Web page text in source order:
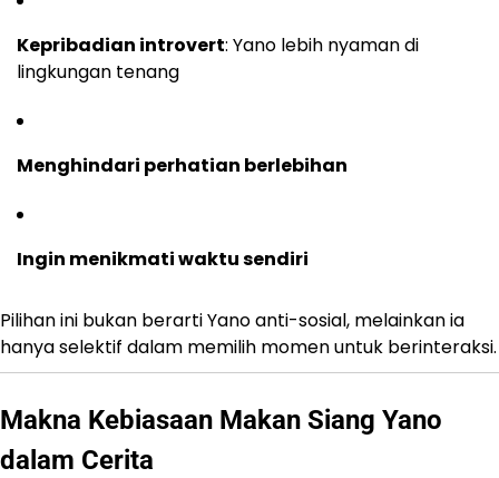
Kepribadian introvert: Yano lebih nyaman di
lingkungan tenang
Menghindari perhatian berlebihan
Ingin menikmati waktu sendiri
Pilihan ini bukan berarti Yano anti-sosial, melainkan ia
hanya selektif dalam memilih momen untuk berinteraksi.
Makna Kebiasaan Makan Siang Yano
dalam Cerita